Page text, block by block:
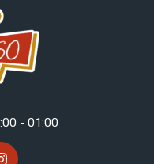
:00 - 01:00